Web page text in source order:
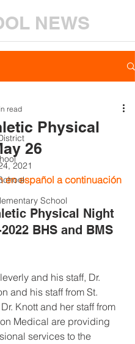
NEWS
School
Physical
26
read
2021
en español a continuación
Physical Night
BHS and BMS
and his staff, Dr.
and his staff from St.
Knott and her staff from
Medical are providing
services to the